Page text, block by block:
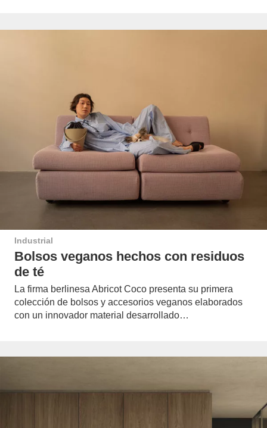
Industrial
Bolsos veganos hechos con residuos
de té
La firma berlinesa Abricot Coco presenta su primera
colección de bolsos y accesorios veganos elaborados
con un innovador material desarrollado…